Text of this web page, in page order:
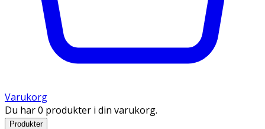
Varukorg
Du har 0 produkter i din varukorg.
Produkter